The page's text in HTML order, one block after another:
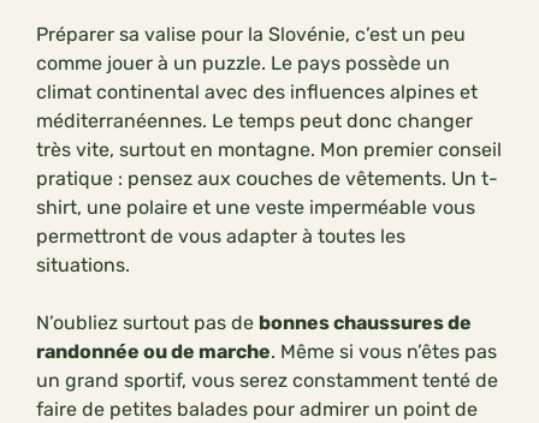
Préparer sa valise pour la Slovénie, c’est un peu
comme jouer à un puzzle. Le pays possède un
climat continental avec des influences alpines et
méditerranéennes. Le temps peut donc changer
très vite, surtout en montagne. Mon premier conseil
pratique : pensez aux couches de vêtements. Un t-
shirt, une polaire et une veste imperméable vous
permettront de vous adapter à toutes les
situations.
N’oubliez surtout pas de bonnes chaussures de
randonnée ou de marche. Même si vous n’êtes pas
un grand sportif, vous serez constamment tenté de
faire de petites balades pour admirer un point de